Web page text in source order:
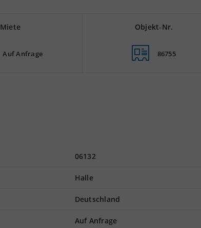
Miete
Auf Anfrage
Objekt-Nr.
86755
06132
Halle
Deutschland
Auf Anfrage